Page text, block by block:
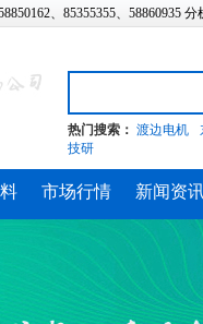
、85355355、58860935 分
热门搜索： 渡边电机
技研
市场行情 新闻资